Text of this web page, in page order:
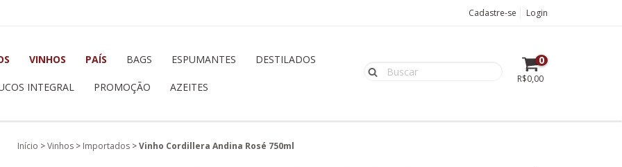
Cadastre-se Login
VINHOS PAÍS BAGS ESPUMANTES DESTILADOS
INTEGRAL PROMOÇÃO AZEITES
0
R$0,00
Início > Vinhos > Importados > Vinho Cordillera Andina Rosé 750ml